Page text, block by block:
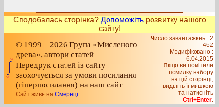
Сподобалась сторінка? Допоможітьрозвитку нашого
сайту!
© 1999 – 2026 Група «Мисленого
древа», автори статей
Передрук статей із сайту
заохочується за умови посилання
(гіперпосилання) на наш сайт
Сайт живе на Смереці
Число завантажень : 2
462
Модифіковано :
6.04.2015
Якщо ви помітили
помилку набору
на цiй сторiнцi,
видiлiть її мишкою
та натисніть
Ctrl+Enter.